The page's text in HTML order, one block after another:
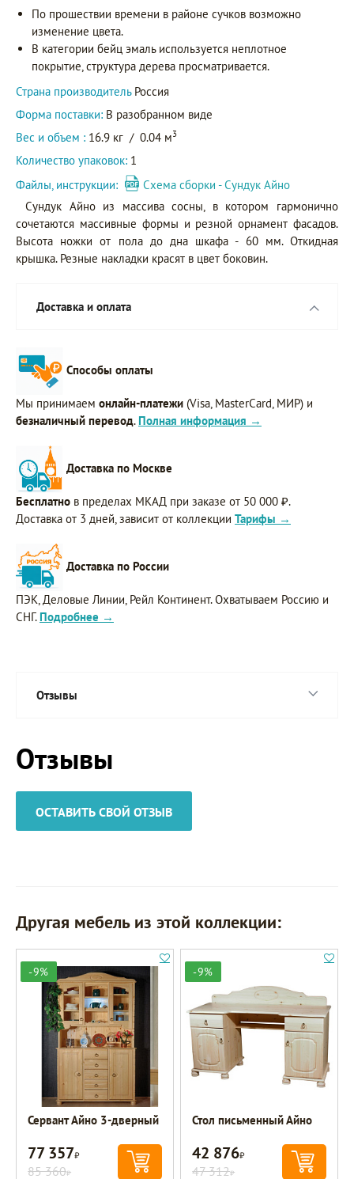
По прошествии времени в районе сучков возможно
изменение цвета.
В категории бейц эмаль используется неплотное
покрытие, структура дерева просматривается.
Страна производитель Россия
Форма поставки: В разобранном виде
Вес и объем : 16.9 кг / 0.04 м3
Количество упаковок: 1
Файлы, инструкции:
Схема сборки - Сундук Айно
Сундук Айно из массива сосны, в котором гармонично
сочетаются массивные формы и резной орнамент фасадов.
Высота ножки от пола до дна шкафа - 60 мм. Откидная
крышка. Резные накладки красят в цвет боковин.
Доставка и оплата
Способы оплаты
Мы принимаем онлайн-платежи (Visa, MasterCard, МИР) и
безналичный перевод. Полная информация →
Доставка по Москве
Бесплатно в пределах МКАД при заказе от 50 000 ₽.
Доставка от 3 дней, зависит от коллекции Тарифы →
Доставка по России
ПЭК, Деловые Линии, Рейл Континент. Охватываем Россию и
СНГ. Подробнее →
Отзывы
Отзывы
ОСТАВИТЬ СВОЙ ОТЗЫВ
Другая мебель из этой коллекции:
-9%
Сервант Айно 3-дверный
77 357Р
85 360Р
-9%
Стол письменный Айно
42 876Р
47 312Р